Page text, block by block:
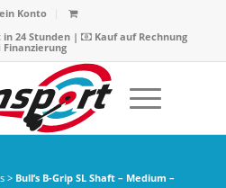
Konto
24 Stunden |
Kauf auf Rechnung
Finanzierung
> Bull’s B-Grip SL Shaft – Medium –